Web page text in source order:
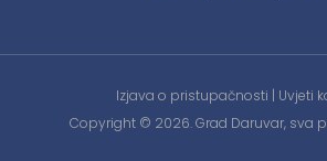
Izjava o pristupačnosti | Uvjeti
Copyright © 2026. Grad Daruvar, sva